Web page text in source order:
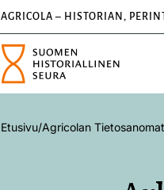
AGRICOLA – HISTORIAN,
Etusivu/Agricolan Tietosanomat